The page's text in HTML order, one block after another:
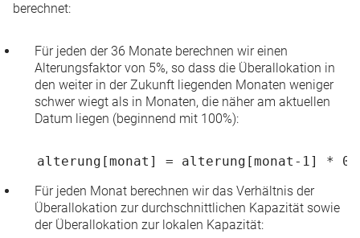
berechnet:
Für jeden der 36 Monate berechnen wir einen
Alterungsfaktor von 5%, so dass die Überallokation in
den weiter in der Zukunft liegenden Monaten weniger
schwer wiegt als in Monaten, die näher am aktuellen
Datum liegen (beginnend mit 100%):
alterung[monat] = alterung[monat-1] *
Für jeden Monat berechnen wir das Verhältnis der
Überallokation zur durchschnittlichen Kapazität sowie
der Überallokation zur lokalen Kapazität: